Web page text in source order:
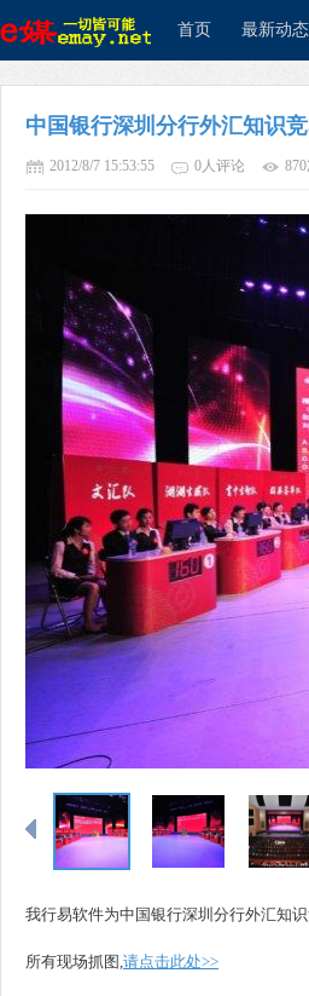
e媒网络
首页 最新动态
中国银行深圳分行外汇知识
2012/8/7 15:53:55 0人评论
我行易软件为中国银行深圳分行外汇知
所有现场抓图,请点击此处>>